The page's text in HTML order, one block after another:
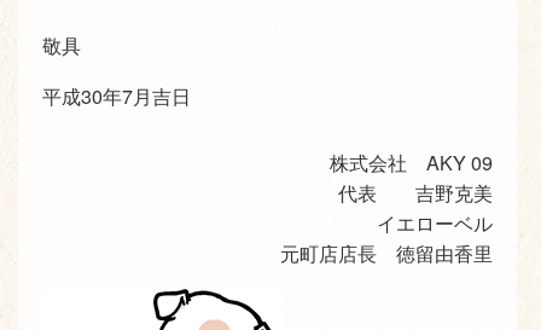
敬具
平成30年7月吉日
株式会社 AKY 09
代表 吉野克美
イエローベル
元町店店長 徳留由香里